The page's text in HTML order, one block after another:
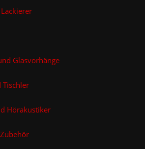
Glasvorhänge
Tischler
Hörakustiker